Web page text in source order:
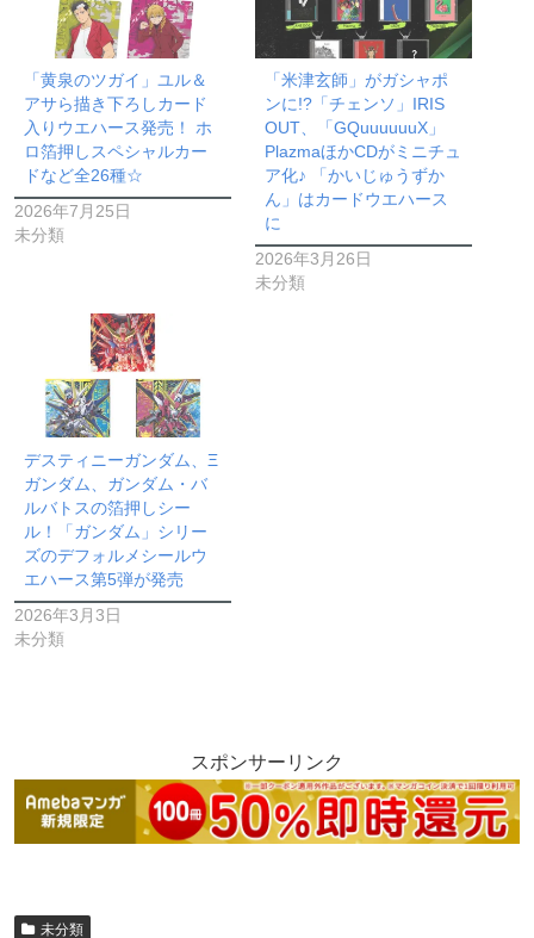
「黄泉のツガイ」ユル＆
アサら描き下ろしカード
入りウエハース発売！ ホ
ロ箔押しスペシャルカー
ドなど全26種☆
2026年7月25日
未分類
「米津玄師」がガシャポ
ンに!?「チェンソ」IRIS
OUT、「GQuuuuuuX」
PlazmaほかCDがミニチュ
ア化♪ 「かいじゅうずか
ん」はカードウエハース
に
2026年3月26日
未分類
デスティニーガンダム、Ξ
ガンダム、ガンダム・バ
ルバトスの箔押しシー
ル！「ガンダム」シリー
ズのデフォルメシールウ
エハース第5弾が発売
2026年3月3日
未分類
スポンサーリンク
未分類